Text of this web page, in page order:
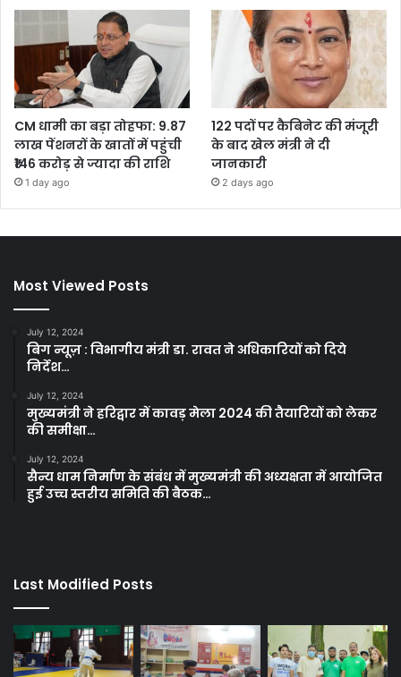
CM धामी का बड़ा तोहफा: 9.87
लाख पेंशनरों के खातों में पहुंची
₹146 करोड़ से ज्यादा की राशि
1 day ago
122 पदों पर कैबिनेट की मंजूरी
के बाद खेल मंत्री ने दी
जानकारी
2 days ago
Most Viewed Posts
July 12, 2024
बिग न्यूज़ : विभागीय मंत्री डा. रावत ने अधिकारियों को दिये
निर्देश…
July 12, 2024
मुख्यमंत्री ने हरिद्वार में कावड़ मेला 2024 की तैयारियों को लेकर
की समीक्षा…
July 12, 2024
सैन्य धाम निर्माण के संबंध में मुख्यमंत्री की अध्यक्षता में आयोजित
हुई उच्च स्तरीय समिति की बैठक…
Last Modified Posts